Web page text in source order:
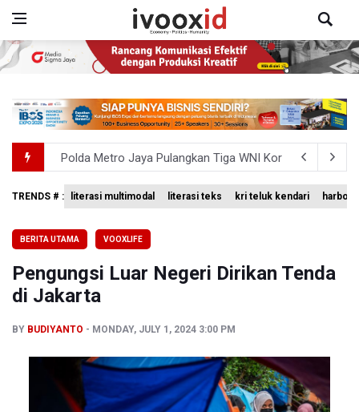
Polda Metro Jaya Pulangkan Tiga WNI Korban TPPO
Polisi Selidiki Temuan Senjata Api di Yayasan Sekolah
Kemenag Terbitkan 40 Buku Digital Pendidikan Agama
KKI Sebut Ada 10 Nakes Diduga Beri Komentar
TRENDS # : literasi multimodal literasi teks kri teluk kendari
BERITA UTAMA VOOXLIFE
Pengungsi Luar Negeri Dirikan Tenda
di Jakarta
BY BUDIYANTO MONDAY, JULY 1, 2024 3:00 PM